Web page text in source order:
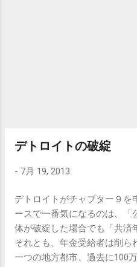
デトロイトの破綻
- 7月 19, 2013
デトロイトがチャプター９を
ースで一番気になるのは、「
体が破綻した場合でも「共済
それとも、年金受給者は削ら
一つの地方都市、過去に100